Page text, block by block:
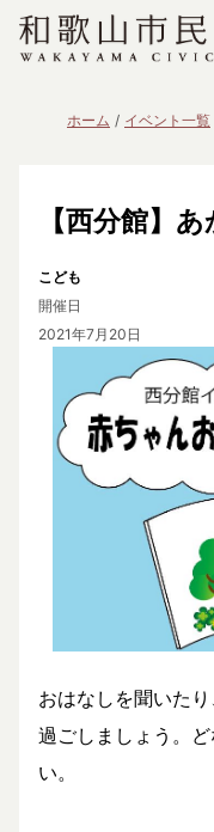
ホーム イベント一覧
【西分館】
こども
開催日
2021年7月20日
おはなしを聞いた
過ごしましょう。
い。